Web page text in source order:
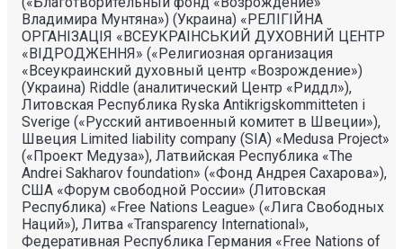
Владимира Мунтяна») (Украина) «РЕЛIГIЙНА
ОРГАНIЗАЦIЯ «ВСЕУКРАIНСЬКИЙ ДУХОВНИЙ ЦЕНТР
«ВIДРОДЖЕННЯ» («Религиозная организация
«Всеукраинский духовный центр «Возрождение»)
(Украина) Riddle (аналитический Центр «Риддл»),
Литовская Республика Ryska Antikrigskommitteten i
Sverige («Русский антивоенный комитет в Швеции»),
Швеция Limited liability company (SIA) «Medusa Project»
(«Проект Медуза»), Латвийская Республика «The
Andrei Sakharov foundation» («Фонд Андрея Сахарова»),
США «Форум свободной России» (Литовская
Республика) «Free Nations League» («Лига Свободных
Наций»), Литва «Transparеncy International»,
Федеративная Республика Германия «Free Nations of